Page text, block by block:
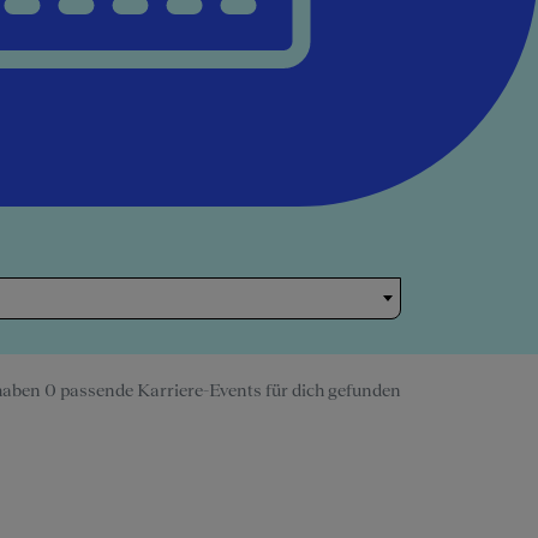
0 passende Karriere-Events für dich gefunden